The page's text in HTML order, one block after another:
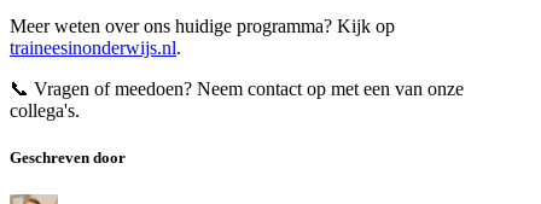
Meer weten over ons huidige programma? Kijk op
traineesinonderwijs.nl.
📞 Vragen of meedoen? Neem contact op met een van onze
collega's.
Geschreven door